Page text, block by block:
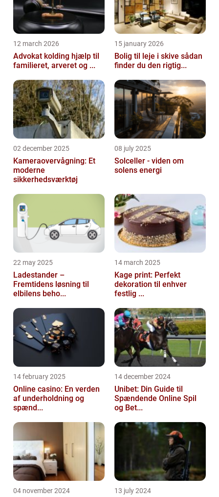
12 march 2026
Advokat kolding hjælp til
familieret, arveret og ...
15 january 2026
Bolig til leje i skive sådan
finder du den rigtig...
02 december 2025
Kameraovervågning: Et
moderne
sikkerhedsværktøj
08 july 2025
Solceller - viden om
solens energi
22 may 2025
Ladestander –
Fremtidens løsning til
elbilens beho...
14 march 2025
Kage print: Perfekt
dekoration til enhver
festlig ...
14 february 2025
Online casino: En verden
af underholdning og
spænd...
14 december 2024
Unibet: Din Guide til
Spændende Online Spil
og Bet...
04 november 2024 13 july 2024